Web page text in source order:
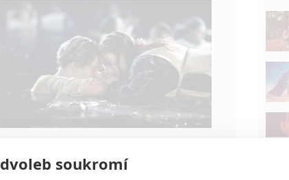
Kdy se v kinech umíralo nejvíce? A které snímky v
soukromí